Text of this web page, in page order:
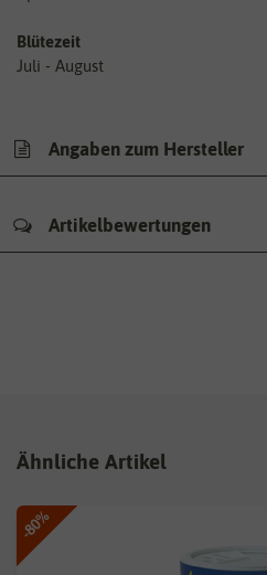
Blütezeit
Juli - August
Angaben zum Hersteller
Artikelbewertungen
Ähnliche Artikel
-80%